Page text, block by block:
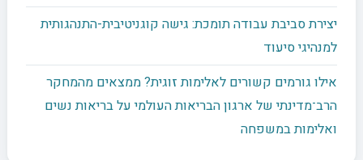
יצירת סביבת עבודה תומכת: גישה קוגניטיבית-התנהגותית
למנהיגי סיעוד
אילו גורמים קשורים לאלימות זוגית? ממצאים מהמחקר
הרב־מדינתי של ארגון הבריאות העולמי על בריאות נשים
ואלימות במשפחה